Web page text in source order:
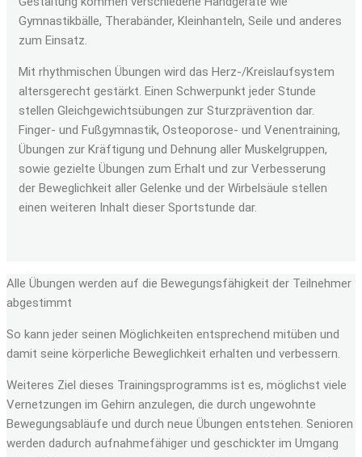
Gymnastikbälle, Therabänder, Kleinhanteln, Seile und anderes
zum Einsatz.
Mit rhythmischen Übungen wird das Herz-/Kreislaufsystem
altersgerecht gestärkt. Einen Schwerpunkt jeder Stunde
stellen Gleichgewichtsübungen zur Sturzprävention dar.
Finger- und Fußgymnastik, Osteoporose- und Venentraining,
Übungen zur Kräftigung und Dehnung aller Muskelgruppen,
sowie gezielte Übungen zum Erhalt und zur Verbesserung
der Beweglichkeit aller Gelenke und der Wirbelsäule stellen
einen weiteren Inhalt dieser Sportstunde dar.
Alle Übungen werden auf die Bewegungsfähigkeit der Teilnehmer
abgestimmt
So kann jeder seinen Möglichkeiten entsprechend mitüben und
damit seine körperliche Beweglichkeit erhalten und verbessern.
Weiteres Ziel dieses Trainingsprogramms ist es, möglichst viele
Vernetzungen im Gehirn anzulegen, die durch ungewohnte
Bewegungsabläufe und durch neue Übungen entstehen. Senioren
werden dadurch aufnahmefähiger und geschickter im Umgang